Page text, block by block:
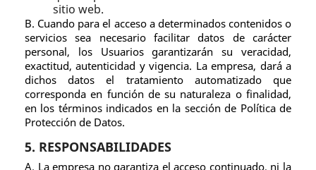
sitio web.
B. Cuando para el acceso a determinados contenidos o
servicios sea necesario facilitar datos de carácter
personal, los Usuarios garantizarán su veracidad,
exactitud, autenticidad y vigencia. La empresa, dará a
dichos datos el tratamiento automatizado que
corresponda en función de su naturaleza o finalidad,
en los términos indicados en la sección de Política de
Protección de Datos.
5. RESPONSABILIDADES
A. La empresa no garantiza el acceso continuado, ni la